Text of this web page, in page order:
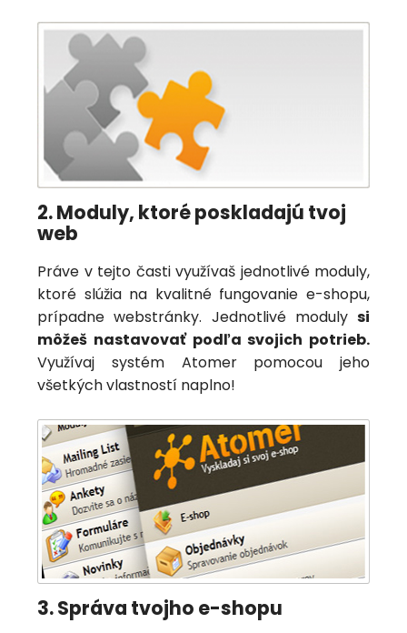
2. Moduly, ktoré poskladajú tvoj
web
Práve v tejto časti využívaš jednotlivé moduly,
ktoré slúžia na kvalitné fungovanie e-shopu,
prípadne webstránky. Jednotlivé moduly si
môžeš nastavovať podľa svojich potrieb.
Využívaj systém Atomer pomocou jeho
všetkých vlastností naplno!
3. Správa tvojho e-shopu